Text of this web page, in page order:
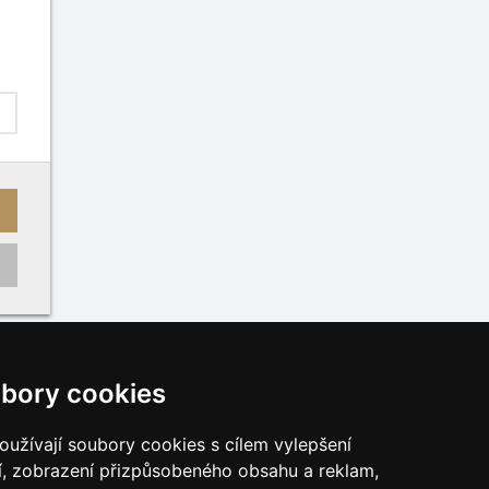
cookies
soubory cookies s cílem vylepšení
zobrazení přizpůsobeného obsahu a reklam,